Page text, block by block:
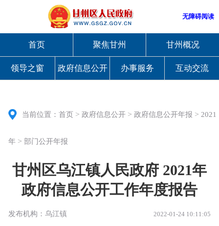
无障碍阅读
首页 聚焦甘州 甘州概况
领导之窗 政府信息公开 办事服务 互动交流
当前位置：首页 >政府信息公开 >政府信息公开年报 > 2021
年 >部门公开年报
甘州区乌江镇人民政府 2021年
政府信息公开工作年度报告
发布机构：乌江镇 2022-01-24 10:11:05